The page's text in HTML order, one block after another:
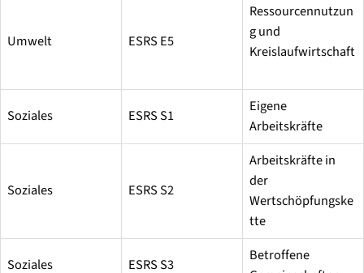
Umwelt ESRS E5
Ressourcennutzun
g und
Kreislaufwirtschaft
Soziales ESRS S1
Eigene
Arbeitskräfte
Soziales ESRS S2
Arbeitskräfte in
der
Wertschöpfungske
tte
Soziales ESRS S3
Betroffene